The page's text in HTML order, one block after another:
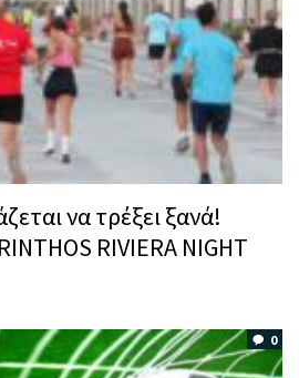
να τρέξει ξανά!
RIVIERA NIGHT
0